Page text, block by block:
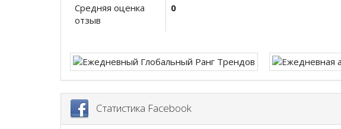
Средняя оценка
отзыв
0
Статистика Facebook